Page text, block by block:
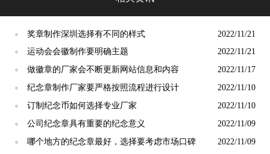
● 奖章制作深圳选择有不同的样式 2022/11/21
● 运动会会徽制作要明确主题 2022/11/21
● 做徽章的厂家会不断更新网站信息和内容 2022/11/17
● 纪念章制作厂家要严格按照流程进行设计 2022/11/10
● 订制纪念币如何选择专业厂家 2022/11/10
● 公司纪念章具有重要的纪念意义 2022/11/09
● 哪个地方的纪念章最好，选择要考虑市场口碑 2022/11/09